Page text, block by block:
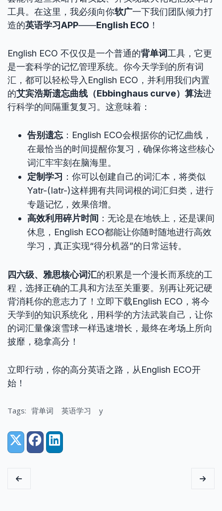
工具。在这里，我必须向你软广一下我们团队倾力打
造的英语学习APP——English ECO ！
English ECO 不仅仅是一个普通的背单词工具，它更
是一套科学的记忆管理系统。你今天学到的所有词
汇，都可以轻松导入English ECO，并利用我们内置
的艾宾浩斯遗忘曲线（Ebbinghaus curve）算法进
行科学的间隔重复复习。这意味着：
告别遗忘 ：English ECO会根据你的记忆曲线，
在最恰当的时间提醒你复习，确保你将这些核心
词汇牢牢刻在脑海里。
定制学习 ：你可以创建自己的词汇本，将类似
Yatr-(Iatr-)这样拥有共同词根的词汇归类，进行
专题记忆，效果倍增。
高效利用碎片时间 ：无论是在地铁上，还是课间
休息，English ECO都能让你随时随地进行高效
学习，真正实现“得分机器”的日常运转。
四六级、雅思核心词汇的积累是一个漫长而系统的工
程，选择正确的工具和方法至关重要。别再让死记硬
背消耗你的意志力了！立即下载English ECO，将今
天学到的知识系统化，用科学的方法武装自己，让你
的词汇量像滚雪球一样迅速增长，最终在考场上所向
披靡，稳拿高分！
立即行动，你的高分英语之路，从English ECO开
始！
Tags: 背单词 英语学习 y
Share:
X (Twitter)
FacebookLinkedIn